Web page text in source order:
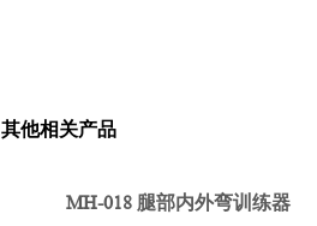
其他相关产品
MH-018 腿部内外弯训练器